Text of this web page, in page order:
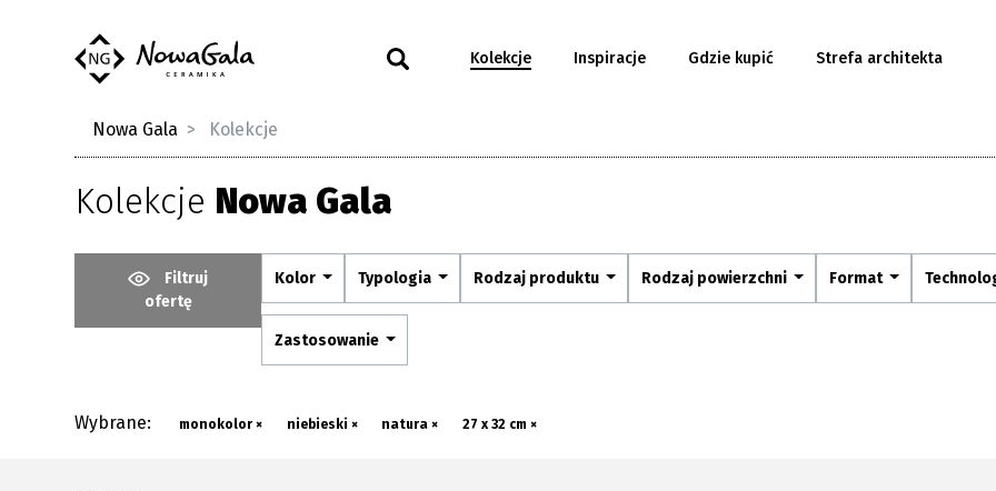
Kolekcje Inspiracje Gdzie kupić Strefa architekta
Nowa Gala Kolekcje
Kolekcje Nowa Gala
Filtruj
ofertę
Kolor Typologia Rodzaj produktu Rodzaj powierzchni Format
Zastosowanie
Wybrane: monokolor × niebieski × natura × 27 x 32 cm ×